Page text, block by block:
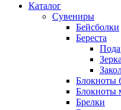
Каталог
Сувениры
Бейсболки
Береста
Блокноты
Блокноты
Брелки